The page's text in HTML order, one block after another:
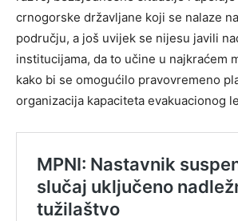
crnogorske državljane koji se nalaze
području, a još uvijek se nijesu javili
institucijama, da to učine u najkraćem
kako bi se omogućilo pravovremeno
organizacija kapaciteta evakuacionog